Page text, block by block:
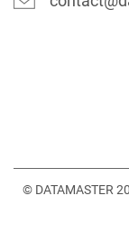
© DATAMASTER